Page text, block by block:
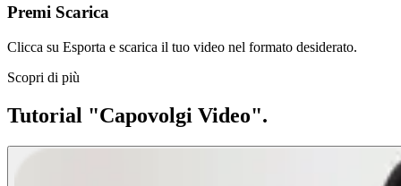
Premi Scarica
Clicca su Esporta e scarica il tuo video nel formato desiderato.
Scopri di più
Tutorial "Capovolgi Video".